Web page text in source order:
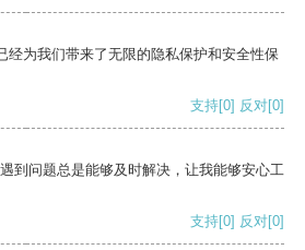
经为我们带来了无限的隐私保护和安全性保
支持[0] 反对[0]
到问题总是能够及时解决，让我能够安心工
支持[0] 反对[0]